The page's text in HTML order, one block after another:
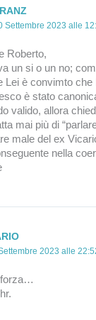
Settembre 2023 alle
Roberto,
un si o un no;
Lei è convimto che
è stato
valido, allora
mai più di
male del ex
nella
2023 alle